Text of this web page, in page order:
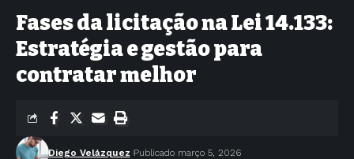
Fases da licitação na Lei 14.133:
Estratégia e gestão para
contratar melhor
Diego Velázquez Publicado março 5, 2026